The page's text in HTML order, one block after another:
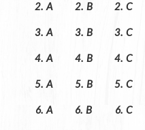
2. A 2. B 2. C
3. A 3. B 3. C
4. A 4. B 4. C
5. A 5. B 5. C
6. A 6. B 6. C